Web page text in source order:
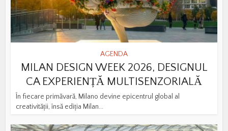
AGENDA
MILAN DESIGN WEEK 2026, DESIGNUL
CA EXPERIENȚĂ MULTISENZORIALĂ
În fiecare primăvară, Milano devine epicentrul global al
creativității, însă ediția Milan...